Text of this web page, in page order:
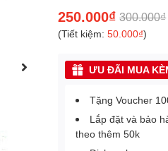
250.000₫ 300.000₫
(Tiết kiệm:50.000₫)
ƯU ĐÃI MUA
Tặng Voucher
Lắp đặt và bảo
theo thêm 50k